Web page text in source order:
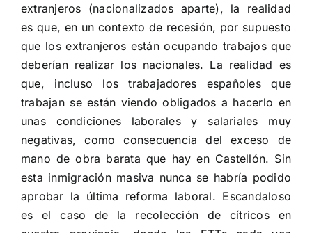
extranjeros (nacionalizados aparte), la realidad
es que, en un contexto de recesión, por supuesto
que los extranjeros están ocupando trabajos que
deberían realizar los nacionales. La realidad es
que, incluso los trabajadores españoles que
trabajan se están viendo obligados a hacerlo en
unas condiciones laborales y salariales muy
negativas, como consecuencia del exceso de
mano de obra barata que hay en Castellón. Sin
esta inmigración masiva nunca se habría podido
aprobar la última reforma laboral. Escandaloso
es el caso de la recolección de cítricos en